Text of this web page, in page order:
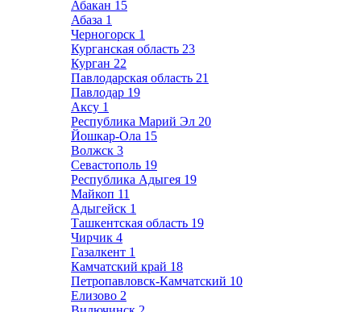
Абакан 15
Абаза 1
Черногорск 1
Курганская область 23
Курган 22
Павлодарская область 21
Павлодар 19
Аксу 1
Республика Марий Эл 20
Йошкар-Ола 15
Волжск 3
Севастополь 19
Республика Адыгея 19
Майкоп 11
Адыгейск 1
Ташкентская область 19
Чирчик 4
Газалкент 1
Камчатский край 18
Петропавловск-Камчатский 10
Елизово 2